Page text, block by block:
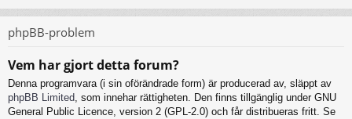
phpBB-problem
Vem har gjort detta forum?
Denna programvara (i sin oförändrade form) är producerad av, släppt av
phpBB Limited, som innehar rättigheten. Den finns tillgänglig under GNU
General Public Licence, version 2 (GPL-2.0) och får distribueras fritt. Se